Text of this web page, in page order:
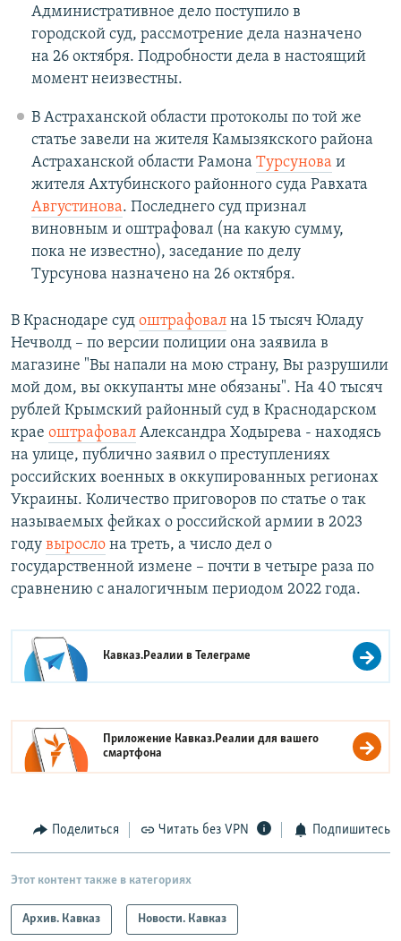
Административное дело поступило в
городской суд, рассмотрение дела назначено
на 26 октября. Подробности дела в настоящий
момент неизвестны.
В Астраханской области протоколы по той же
статье завели на жителя Камызякского района
Астраханской области Рамона Турсунова и
жителя Ахтубинского районного суда Равхата
Августинова. Последнего суд признал
виновным и оштрафовал (на какую сумму,
пока не известно), заседание по делу
Турсунова назначено на 26 октября.
В Краснодаре суд оштрафовал на 15 тысяч Юладу
Нечволд – по версии полиции она заявила в
магазине "Вы напали на мою страну, Вы разрушили
мой дом, вы оккупанты мне обязаны". На 40 тысяч
рублей Крымский районный суд в Краснодарском
крае оштрафовал Александра Ходырева - находясь
на улице, публично заявил о преступлениях
российских военных в оккупированных регионах
Украины. Количество приговоров по статье о так
называемых фейках о российской армии в 2023
году выросло на треть, а число дел о
государственной измене – почти в четыре раза по
сравнению с аналогичным периодом 2022 года.
Кавказ.Реалии вТелеграме
Приложение Кавказ.Реалии для вашего
смартфона
Поделиться Читать без VPN Подпишитесь
Этот контент также в категориях
Архив. Кавказ Новости. Кавказ